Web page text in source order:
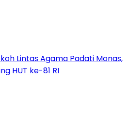
Lintas Agama Padati Monas,
HUT ke-81 RI